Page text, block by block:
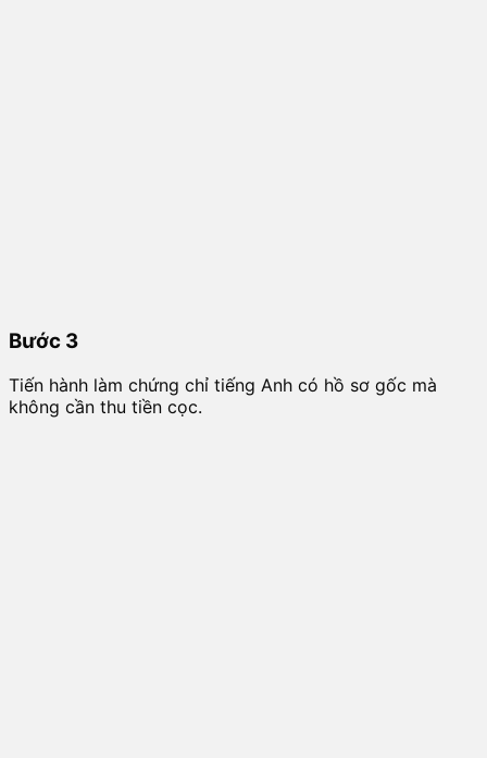
Bước 3
Tiến hành làm chứng chỉ tiếng Anh có hồ sơ gốc mà
không cần thu tiền cọc.